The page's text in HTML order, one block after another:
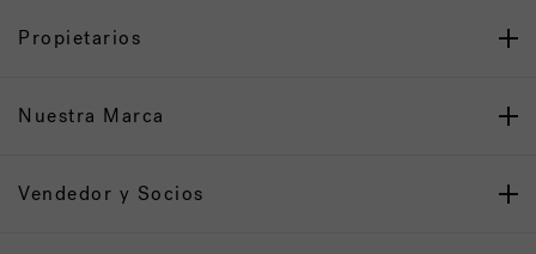
Propietarios
Nuestra Marca
Vendedor y Socios